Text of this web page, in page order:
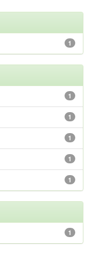
1
1
1
1
1
1
1